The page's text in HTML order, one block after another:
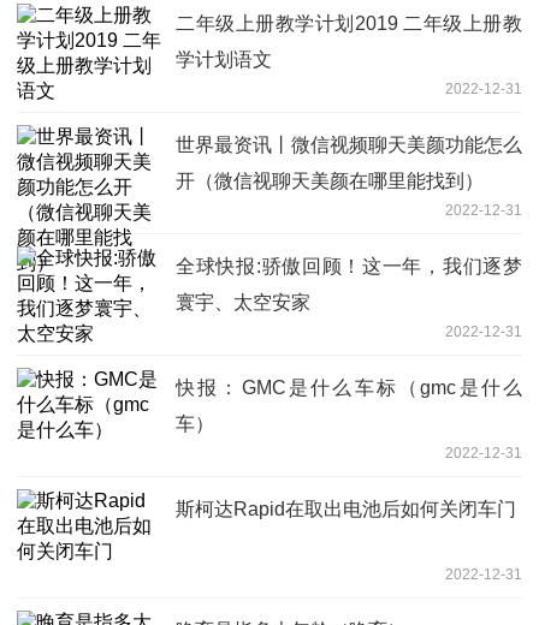
二年级上册教学计划2019 二年级上册教
学计划语文
2022-12-31
世界最资讯丨微信视频聊天美颜功能怎么
开（微信视聊天美颜在哪里能找到）
2022-12-31
全球快报:骄傲回顾！这一年，我们逐梦
寰宇、太空安家
2022-12-31
快报：GMC是什么车标（gmc是什么
车）
2022-12-31
斯柯达Rapid在取出电池后如何关闭车门
2022-12-31